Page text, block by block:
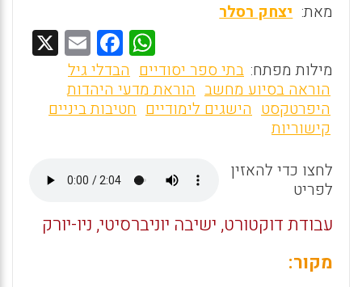
מאת: יצחק רסלר
W
h
at
s
p
F
a
ce
b
o
k
E
m
l
מילות מפתח: בתי ספר יסודיים הבדלי גיל
הוראה בסיוע מחשב הוראת מדעי היהדות
היפרטקסט הישגים לימודיים חטיבות ביניים
קישוריות
לחצו כדי להאזין
לפריט
עבודת דוקטורט, ישיבה יוניברסיטי, ניו-יורק
מקור: